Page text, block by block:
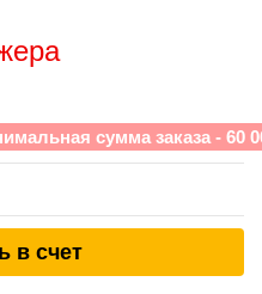
сумма заказа - 60
в счет